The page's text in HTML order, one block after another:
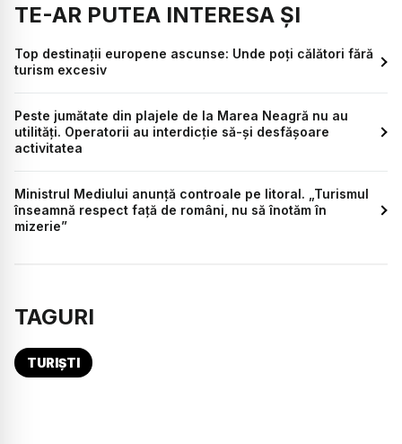
TE-AR PUTEA INTERESA ȘI
Top destinații europene ascunse: Unde poți călători fără
turism excesiv
Peste jumătate din plajele de la Marea Neagră nu au
utilități. Operatorii au interdicție să-și desfășoare
activitatea
Ministrul Mediului anunță controale pe litoral. „Turismul
înseamnă respect față de români, nu să înotăm în
mizerie”
TAGURI
TURIȘTI